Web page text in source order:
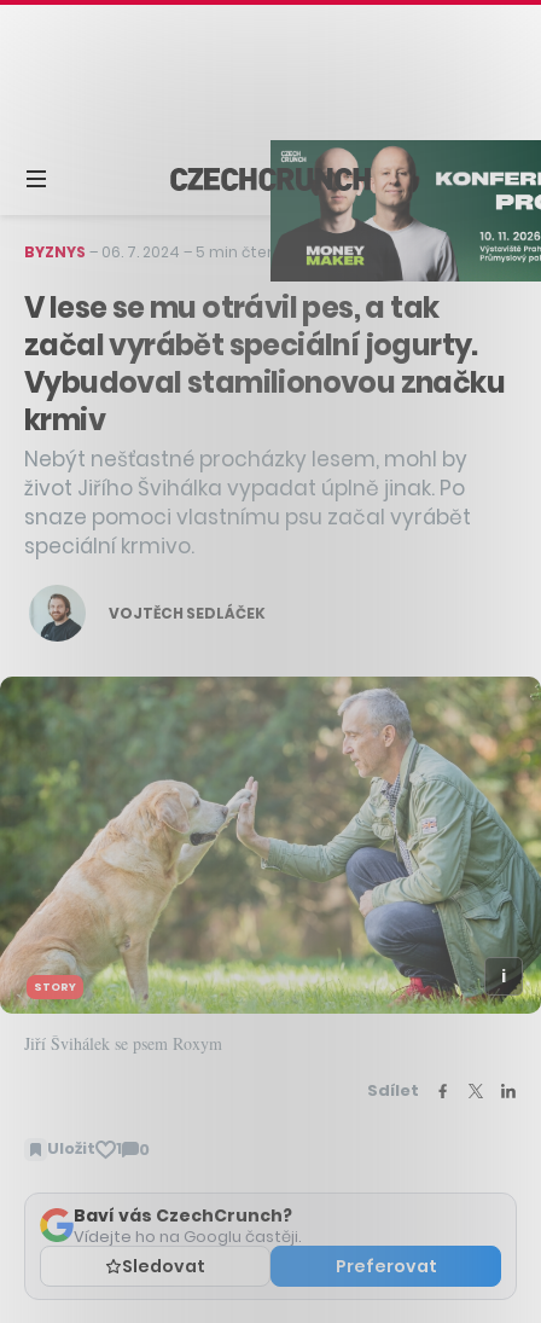
BYZNYS – 06. 7. 2024 – 5 min čtení
V lese se mu otrávil pes, a tak
začal vyrábět speciální jogurty.
Vybudoval stamilionovou značku
krmiv
Nebýt nešťastné procházky lesem, mohl by
život Jiřího Švihálka vypadat úplně jinak. Po
snaze pomoci vlastnímu psu začal vyrábět
speciální krmivo.
VOJTĚCH SEDLÁČEK
STORY
Jiří Švihálek se psem Roxym
Sdílet
Uložit 1 0
Zobrazit
Baví vás CzechCrunch?
Vídejte ho na Googlu častěji.
Sledovat Preferovat